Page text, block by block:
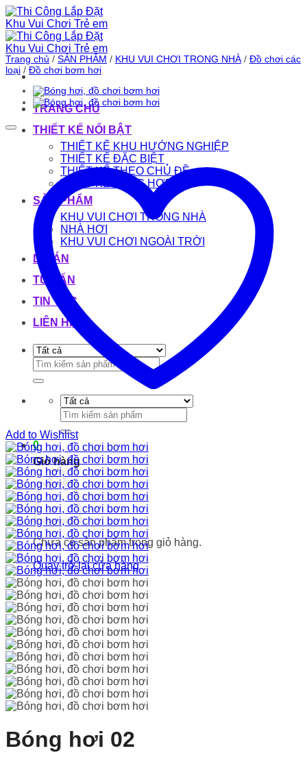
Bỏ
qua
nội
dung
TRANG CHỦ
THIẾT KẾ NỔI BẬT
THIẾT KẾ KHU HƯỚNG NGHIỆP
THIẾT KẾ ĐẶC BIỆT
THIẾT KẾ THEO CHỦ ĐỀ
THIẾT KẾ TỔNG HỢP
SẢN PHẨM
KHU VUI CHƠI TRONG NHÀ
NHÀ HƠI
KHU VUI CHƠI NGOÀI TRỜI
DỰ ÁN
TƯ VẤN
TIN TỨC
LIÊN HỆ
Tìm
kiếm:
Tìm
kiếm:
0
Giỏ hàng
Chưa có sản phẩm trong giỏ hàng.
Quay trở lại cửa hàng
Trang chủ / SẢN PHẨM / KHU VUI CHƠI TRONG NHÀ / Đồ chơi các
loại / Đồ chơi bơm hơi
Add to Wishlist
Bóng hơi 02